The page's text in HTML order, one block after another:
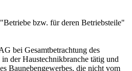
bzw. für deren Betriebsteile"
bei Gesamtbetrachtung des
der Haustechnikbranche tätig und
Baunebengewerbes, die nicht vom